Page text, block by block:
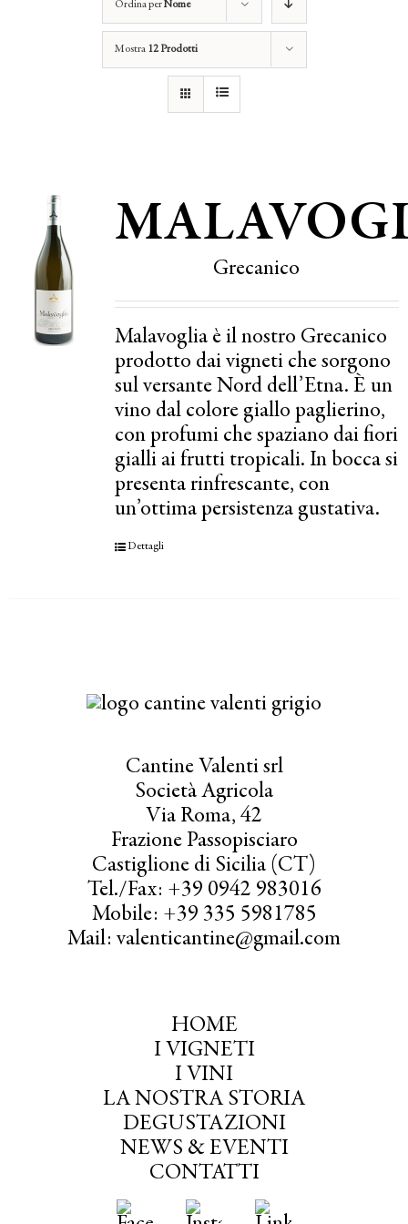
Ordina perNome
Mostra 12 Prodotti
Grecanico
Malavoglia è il nostro Grecanico
prodotto dai vigneti che sorgono
sul versante Nord dell’Etna. È un
vino dal colore giallo paglierino,
con profumi che spaziano dai fiori
gialli ai frutti tropicali. In bocca si
presenta rinfrescante, con
un’ottima persistenza gustativa.
Dettagli
Cantine Valenti srl
Società Agricola
Via Roma, 42
Frazione Passopisciaro
Castiglione di Sicilia (CT)
Tel./Fax: +39 0942 983016
Mobile: +39 335 5981785
Mail: valenticantine@gmail.com
HOME
I VIGNETI
I VINI
LA NOSTRA STORIA
DEGUSTAZIONI
NEWS & EVENTI
CONTATTI